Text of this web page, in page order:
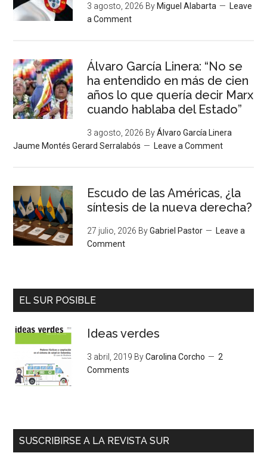
3 agosto, 2026 By Miguel Alabarta
Leave
a Comment
Álvaro García Linera: “No se
ha entendido en más de cien
años lo que quería decir Marx
cuando hablaba del Estado”
3 agosto, 2026 ByÁlvaro García Linera
Jaume Montés Gerard Serralabós
Leave a Comment
Escudo de las Américas, ¿la
síntesis de la nueva derecha?
27 julio, 2026 ByGabriel Pastor
Leave a
Comment
EL SUR POSIBLE
Ideas verdes
3 abril, 2019 ByCarolina Corcho
2
Comments
SUSCRIBIRSE A LA REVISTA SUR